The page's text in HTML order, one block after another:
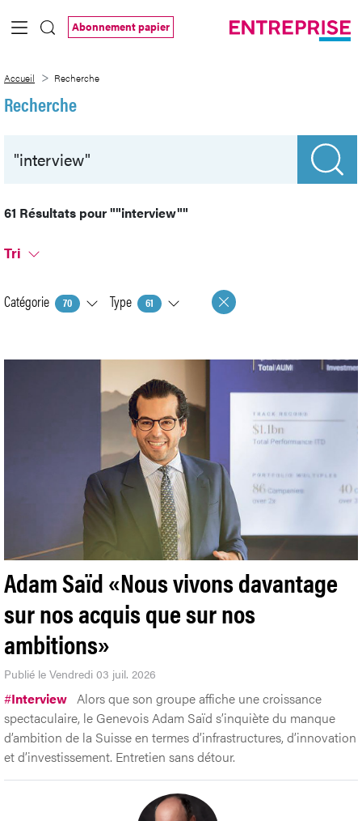
Saut au contenu principal
Abonnement papier
Accueil Recherche
Recherche
61 Résultats pour""interview""
Tri
Catégorie 70 Type 61
Adam Saïd «Nous vivons davantage
sur nos acquis que sur nos
ambitions»
Publié le Vendredi 03 juil. 2026
#Interview Alors que son groupe affiche une croissance
spectaculaire, le Genevois Adam Saïd s’inquiète du manque
d’ambition de la Suisse en termes d’infrastructures, d’innovation
et d’investissement. Entretien sans détour.